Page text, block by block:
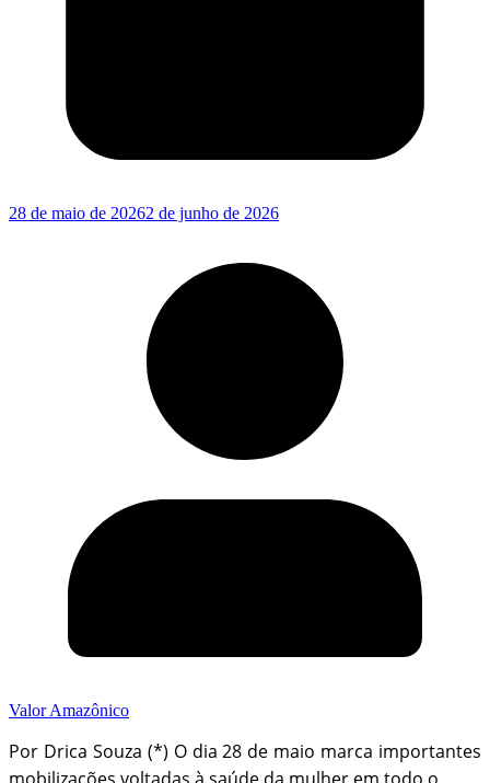
28 de maio de 20262 de junho de 2026
Valor Amazônico
Por Drica Souza (*) O dia 28 de maio marca importantes